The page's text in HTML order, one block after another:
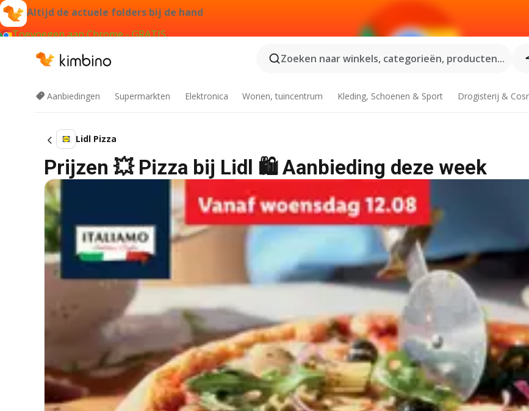
Altijd de actuele folders bij de hand
Toevoegen aan Chrome - GRATIS
Zoeken naar winkels, categorieën, producten...
Aanbiedingen Supermarkten Elektronica Wonen, tuincentrum Kleding, Schoenen & Sport Drogisterij &
Lidl Pizza
Prijzen 💥 Pizza bij Lidl 🛍️ Aanbieding deze week